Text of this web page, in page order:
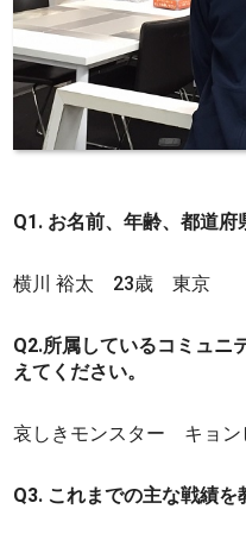
Q1. お名前、年齢、都道府
横川 裕太 23歳 東京
Q2.所属しているコミュニ
えてください。
哀しきモンスター キョン
Q3. これまでの主な戦績を